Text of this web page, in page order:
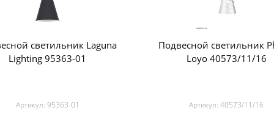
светильник Laguna
Lighting 95363-01
Артикул: 95363-01
Подвесной светильник
Loyo 40573/11/16
Артикул:40573/11/16